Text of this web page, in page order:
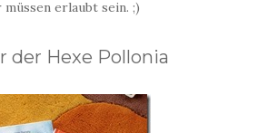
erlaubt sein. ;)
der Hexe Pollonia